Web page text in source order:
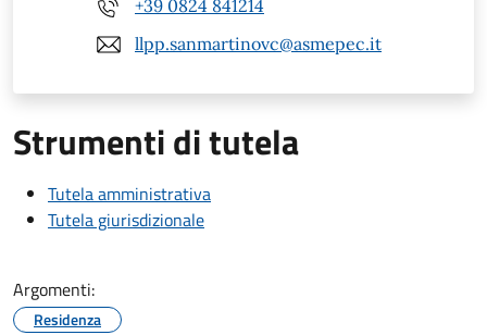
+39 0824 841214
llpp.sanmartinovc@asmepec.it
Strumenti di tutela
Tutela amministrativa
Tutela giurisdizionale
Argomenti:
Residenza